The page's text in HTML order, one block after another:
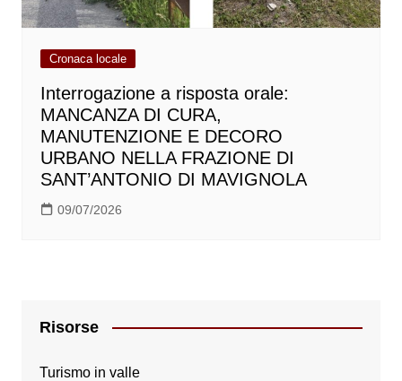
Cronaca locale
Interrogazione a risposta orale:
MANCANZA DI CURA,
MANUTENZIONE E DECORO
URBANO NELLA FRAZIONE DI
SANT’ANTONIO DI MAVIGNOLA
09/07/2026
Risorse
Turismo in valle